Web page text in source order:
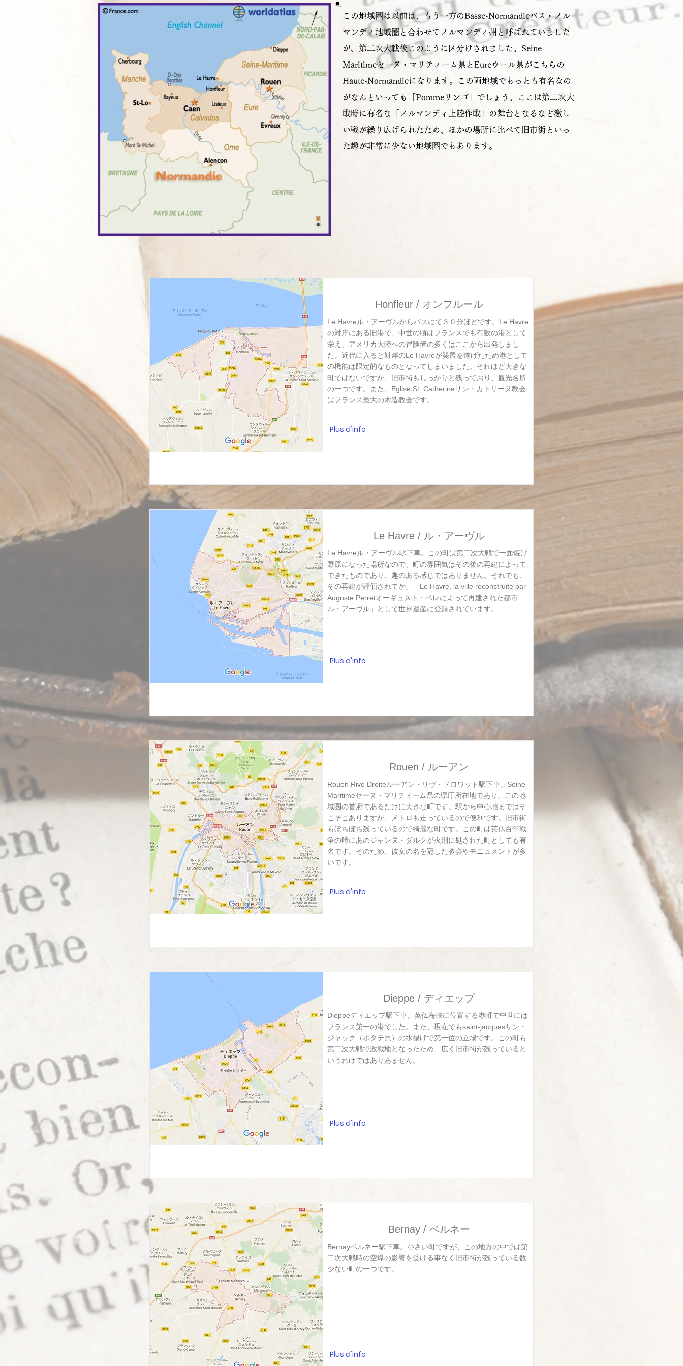
この地域圏は以前は、もう一方のBasse-Normandieバス・ノル
マンディ地域圏と合わせてノルマンディ州と呼ばれていました
が、第二次大戦後このように区分けされました。Seine-
Maritimeセーヌ・マリティーム県とEureウール県がこちらの
Haute-Normandieになります。この両地域でもっとも有名なの
がなんといっても「Pommeリンゴ」でしょう。ここは第二次大
戦時に有名な「ノルマンディ上陸作戦」の舞台となるなど激し
い戦が繰り広げられたため、ほかの場所に比べて旧市街といっ
た趣が非常に少ない地域圏でもあります。
Honfleur / オンフルール
Le Havreル・アーヴルからバスにて３０分ほどです。Le Havre
の対岸にある旧港で、中世の頃はフランスでも有数の港として
栄え、アメリカ大陸への冒険者の多くはここから出発しまし
た。近代に入ると対岸のLe Havreが発展を遂げたため港として
の機能は限定的なものとなってしまいました。それほど大きな
町ではないですが、旧市街もしっかりと残っており、観光名所
の一つです。また、Eglise St. Catherineサン・カトリーヌ教会
はフランス最大の木造教会です。
Plus d'info
Le Havre / ル・アーヴル
Le Havreル・アーヴル駅下車。この町は第二次大戦で一面焼け
野原になった場所なので、町の雰囲気はその後の再建によって
できたものであり、趣のある感じではありません。それでも、
その再建が評価されてか、「Le Havre, la ville reconstruite par
Auguste Perretオーギュスト・ペレによって再建された都市
ル・アーヴル」として世界遺産に登録されています。
Plus d'info
Rouen / ルーアン
Rouen Rive Droiteルーアン・リヴ・ドロワット駅下車。Seine
Maritimeセーヌ・マリティーム県の県庁所在地であり、この地
域圏の首府であるだけに大きな町です。駅から中心地まではそ
こそこありますが、メトロも走っているので便利です。旧市街
もぼちぼち残っているので綺麗な町です。この町は英仏百年戦
争の時にあのジャンヌ・ダルクが火刑に処された町としても有
名です。そのため、彼女の名を冠した教会やモニュメントが多
いです。
Plus d'info
Dieppe / ディエップ
Dieppeディエップ駅下車。英仏海峡に位置する港町で中世には
フランス第一の港でした。また、現在でもsaint-jacquesサン・
ジャック（ホタテ貝）の水揚げで第一位の立場です。この町も
第二次大戦で激戦地となったため、広く旧市街が残っていると
いうわけではありあません。
Plus d'info
Bernay / ベルネー
Bernayベルネー駅下車。小さい町ですが、この地方の中では第
二次大戦時の空爆の影響を受ける事なく旧市街が残っている数
少ない町の一つです。
Plus d'info